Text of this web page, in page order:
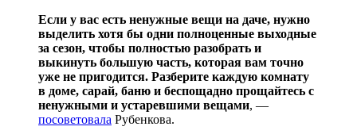
Если у вас есть ненужные вещи на даче, нужно
выделить хотя бы одни полноценные выходные
за сезон, чтобы полностью разобрать и
выкинуть большую часть, которая вам точно
уже не пригодится. Разберите каждую комнату
в доме, сарай, баню и беспощадно прощайтесь с
ненужными и устаревшими вещами, —
посоветовала Рубенкова.